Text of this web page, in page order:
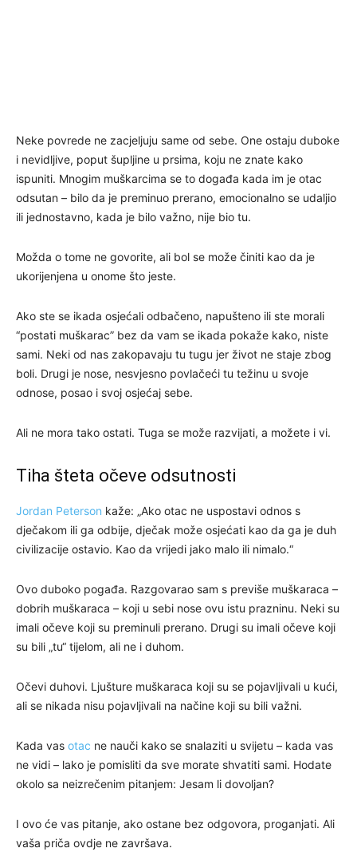
Neke povrede ne zacjeljuju same od sebe. One ostaju duboke
i nevidljive, poput šupljine u prsima, koju ne znate kako
ispuniti. Mnogim muškarcima se to događa kada im je otac
odsutan – bilo da je preminuo prerano, emocionalno se udaljio
ili jednostavno, kada je bilo važno, nije bio tu.
Možda o tome ne govorite, ali bol se može činiti kao da je
ukorijenjena u onome što jeste.
Ako ste se ikada osjećali odbačeno, napušteno ili ste morali
“postati muškarac” bez da vam se ikada pokaže kako, niste
sami. Neki od nas zakopavaju tu tugu jer život ne staje zbog
boli. Drugi je nose, nesvjesno povlačeći tu težinu u svoje
odnose, posao i svoj osjećaj sebe.
Ali ne mora tako ostati. Tuga se može razvijati, a možete i vi.
Tiha šteta očeve odsutnosti
Jordan Peterson kaže: „Ako otac ne uspostavi odnos s
dječakom ili ga odbije, dječak može osjećati kao da ga je duh
civilizacije ostavio. Kao da vrijedi jako malo ili nimalo.“
Ovo duboko pogađa. Razgovarao sam s previše muškaraca –
dobrih muškaraca – koji u sebi nose ovu istu prazninu. Neki su
imali očeve koji su preminuli prerano. Drugi su imali očeve koji
su bili „tu“ tijelom, ali ne i duhom.
Očevi duhovi. Ljušture muškaraca koji su se pojavljivali u kući,
ali se nikada nisu pojavljivali na načine koji su bili važni.
Kada vas otac ne nauči kako se snalaziti u svijetu – kada vas
ne vidi – lako je pomisliti da sve morate shvatiti sami. Hodate
okolo sa neizrečenim pitanjem: Jesam li dovoljan?
I ovo će vas pitanje, ako ostane bez odgovora, proganjati. Ali
vaša priča ovdje ne završava.